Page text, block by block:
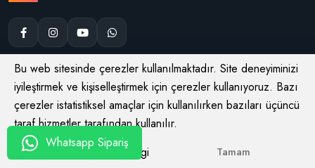
© 2026 Neoon Store Işığınızı Yansıtın Farkınızı Gösterin
Tüm
Hakları Saklıdır
Bu web sitesinde çerezler kullanılmaktadır. Site deneyiminizi
iyileştirmek ve kişiselleştirmek için çerezler kullanıyoruz. Bazı
çerezler istatistiksel amaçlar için kullanılırken bazıları üçüncü
taraf hizmetler tarafından kullanılır.
Daha fazla bilgi
Tamam
Whatsapp Sipariş